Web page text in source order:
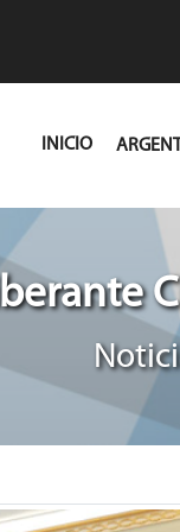
INICIO(CURRENT)